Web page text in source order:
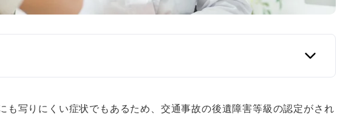
？
も写りにくい症状でもあるため、交通事故の後遺障害等級の認定がされ